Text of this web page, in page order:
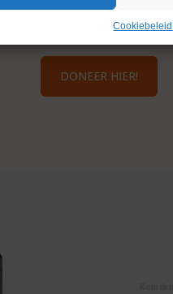
Cookiebeleid
DONEER HIER!